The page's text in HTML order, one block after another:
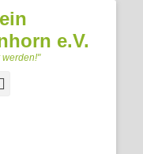
e.V.
werden!"